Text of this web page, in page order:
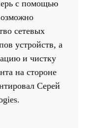
с помощью
сетевых
устройств, а
и чистку
на стороне
Серей